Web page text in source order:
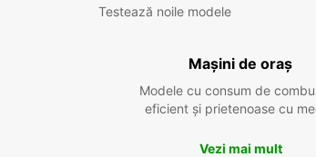
Testează noile modele
Mașini de oraș
Modele cu consum de
eficient și prietenoase cu
Vezi mai mult